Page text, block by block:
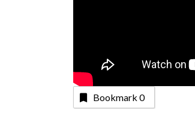
Bookmark 0